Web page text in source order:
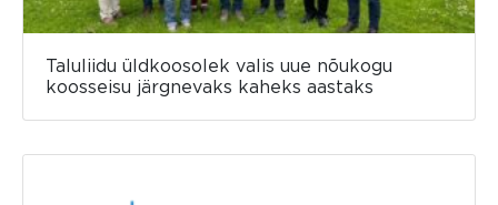
Taluliidu üldkoosolek valis uue nõukogu
koosseisu järgnevaks kaheks aastaks